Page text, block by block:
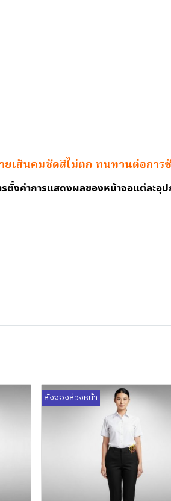
ยเส้นคมชัดสีไม่ตก ทนทานต่อการ
รตั้งค่าการแสดงผลของหน้าจอแต่ละอุ
สั่งจองล่วงหน้า